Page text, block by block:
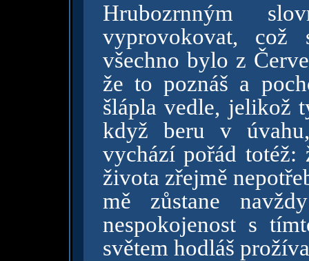
Hrubozrnným
vyprovokovat,
všechno bylo z
že to poznáš a
šlápla vedle, jelikož
když beru v
vychází pořád
života zřejmě
mě zůstane
nespokojenost s
světem hodláš